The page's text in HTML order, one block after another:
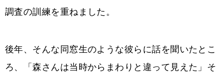
調査の訓練を重ねました。
後年、そんな同窓生のような彼らに話を聞いたとこ
ろ、「森さんは当時からまわりと違って見えた」そ